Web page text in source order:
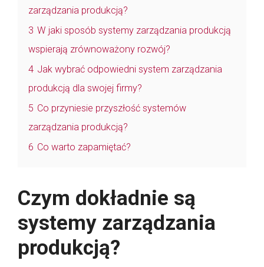
zarządzania produkcją?
3 W jaki sposób systemy zarządzania produkcją
wspierają zrównoważony rozwój?
4 Jak wybrać odpowiedni system zarządzania
produkcją dla swojej firmy?
5 Co przyniesie przyszłość systemów
zarządzania produkcją?
6 Co warto zapamiętać?
Czym dokładnie są
systemy zarządzania
produkcją?